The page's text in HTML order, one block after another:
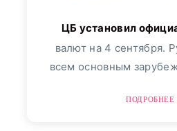
валют на 4 сентября.
всем основным
ПОДРОБНЕЕ